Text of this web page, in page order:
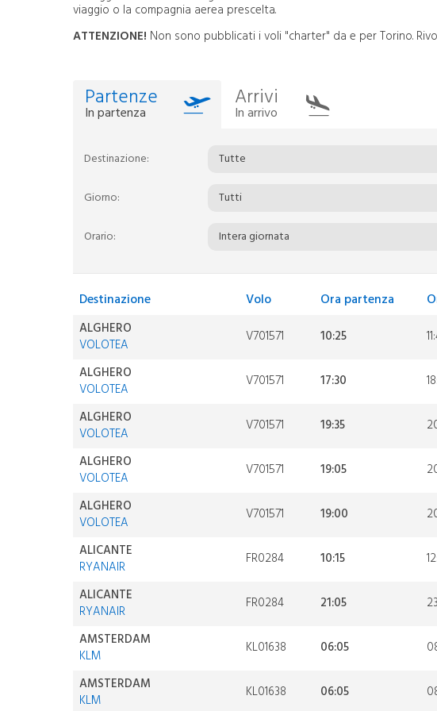
FAQ
Contatti
Scrivici
viaggio o la compagnia aerea prescelta.
ATTENZIONE! Non sono pubblicati i voli "charter" da e per Torino.
Partenze
In partenza
Arrivi
In arrivo
Destinazione: Tutte
Giorno: Tutti
Orario: Intera giornata
Destinazione Volo Ora partenza
ALGHERO
VOLOTEA
V701571 10:25
ALGHERO
VOLOTEA
V701571 17:30
ALGHERO
VOLOTEA
V701571 19:35
ALGHERO
VOLOTEA
V701571 19:05
ALGHERO
VOLOTEA
V701571 19:00
ALICANTE
RYANAIR
FR0284 10:15
ALICANTE
RYANAIR
FR0284 21:05
AMSTERDAM
KLM
KL01638 06:05
AMSTERDAM
KLM
KL01638 06:05